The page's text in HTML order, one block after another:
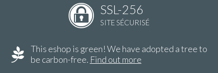
SSL-256
SITE SÉCURISÉ
This eshop is green! We have adopted a tree to
be carbon-free. Find out more